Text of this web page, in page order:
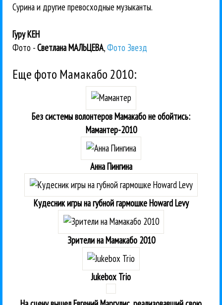
Сурина и другие превосходные музыканты.
Гуру КЕН
Фото -Светлана МАЛЬЦЕВА,Фото Звезд
Еще фото Мамакабо 2010:
Без системы волонтеров Мамакабо не обойтись:
Мамантер-2010
Анна Пингина
Кудесник игры на губной гармошке Howard Levy
Зрители на Мамакабо 2010
Jukebox Trio